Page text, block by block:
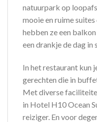
natuurpark op
mooie en ruime
hebben ze een
een drankje de dag in
In het restaurant kun
gerechten die in
Met diverse
in Hotel H10 Ocean
reiziger. En voor